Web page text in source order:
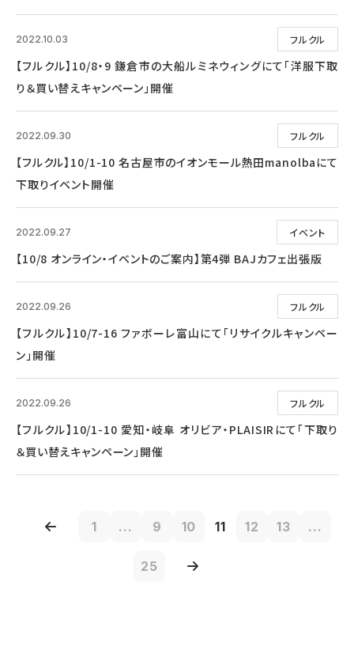
フルクル
2022.10.03
【フルクル】10/8・9 鎌倉市の大船ルミネウィングにて「洋服下取
り＆買い替えキャンペーン」開催
フルクル
2022.09.30
【フルクル】10/1-10 名古屋市のイオンモール熱田manolbaにて
下取りイベント開催
イベント
2022.09.27
【10/8 オンライン・イベントのご案内】第4弾 BAJカフェ出張版
フルクル
2022.09.26
【フルクル】10/7-16 ファボーレ富山にて「リサイクルキャンペー
ン」開催
フルクル
2022.09.26
【フルクル】10/1-10 愛知・岐阜 オリビア・PLAISIRにて「下取り
＆買い替えキャンペーン」開催
1 ... 9 10 11 12 13 ...
25